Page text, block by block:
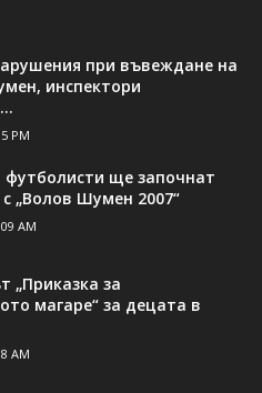
при въвеждане на
инспектори
PM
ще започнат
„Волов Шумен 2007“
AM
„Приказка за
магаре“ за децата в
AM